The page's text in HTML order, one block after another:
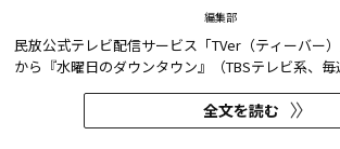
編集部
民放公式テレビ配信サービス「TVer（ティーバー）
から『水曜日のダウンタウン』（TBSテレビ系、
去に放送された傑作エピソード計12本を4か月にわ
ピソードが動画配信サービスで配信されるのは今
TVerはすべて無料で
全文を読む